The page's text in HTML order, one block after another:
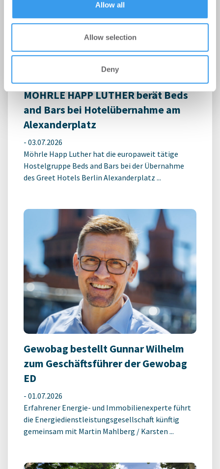
Allow all
Allow selection
Deny
Schulcampus Eberswalde-Finow
-07.07.2026
Login für den ganzen Artikel Wenn noch nicht
kostenlosen Account, um auf die neusten ...
MÖHRLE HAPP LUTHER berät Beds
and Bars bei Hotelübernahme am
Alexanderplatz
- 03.07.2026
Möhrle Happ Luther hat die europaweit tätige
Hostelgruppe Beds and Bars bei der Übernahme
des Greet Hotels Berlin Alexanderplatz ...
Gewobag bestellt Gunnar Wilhelm
zum Geschäftsführer der Gewobag
ED
- 01.07.2026
Erfahrener Energie- und Immobilienexperte führt
die Energiedienstleistungsgesellschaft künftig
gemeinsam mit Martin Mahlberg / Karsten ...